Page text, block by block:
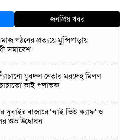
জনপ্রিয় খবর
গঠনের প্রত্যয়ে মুন্সিপাড়ায়
সমাবেশ
যুবদল নেতার মরদেহ মিলল
ভাই পলাতক
দুবাইর বাজারে ‘স্কাই ভিউ ক্যাফ' ও
শুভ উদ্বোধন